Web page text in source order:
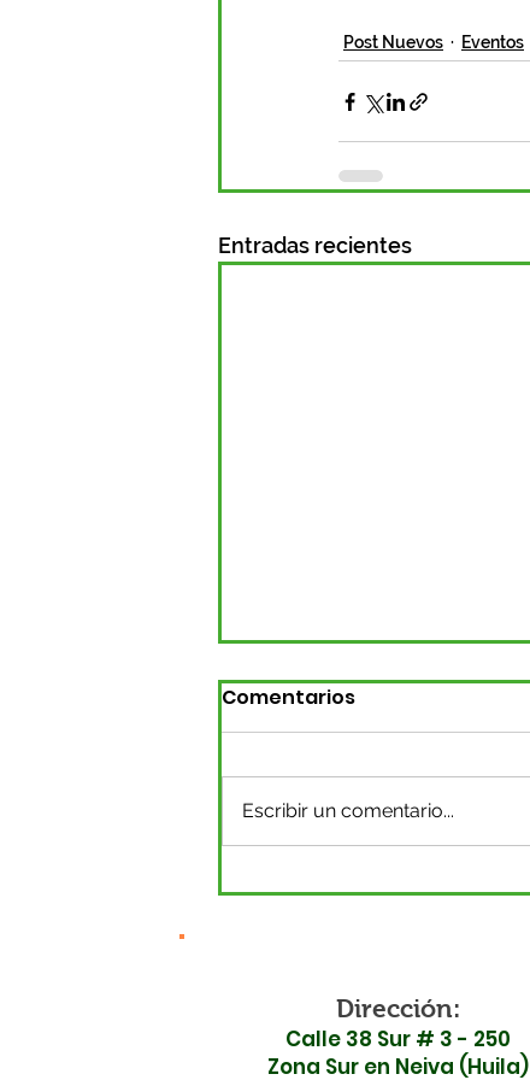
Post Nuevos Eventos
Entradas recientes
45 por falta de
garantías en seguridad
Comentarios
Escribir un comentario...
Dirección:
Calle 38 Sur # 3 - 250
Zona Sur en Neiva (Huila)